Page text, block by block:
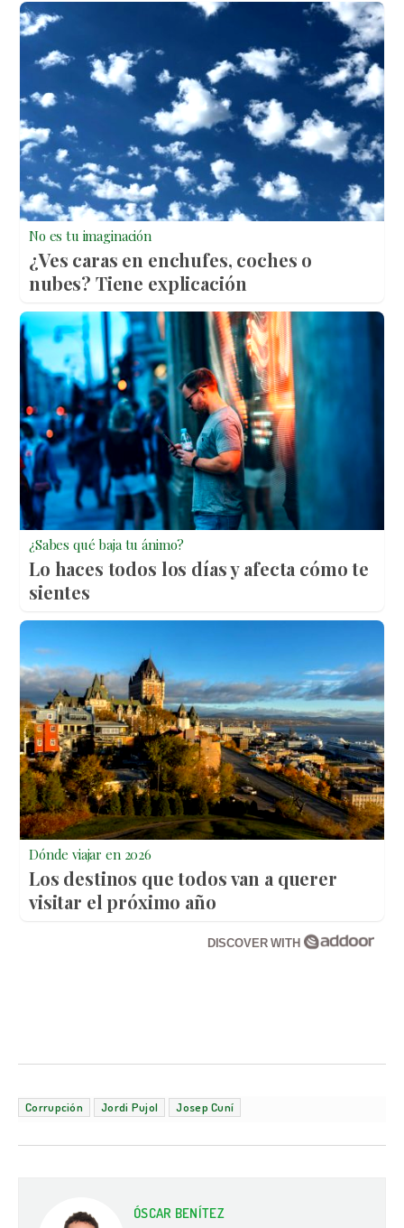
No es tu imaginación
¿Ves caras en enchufes, coches o
nubes? Tiene explicación
¿Sabes qué baja tu ánimo?
Lo haces todos los días y afecta cómo te
sientes
Dónde viajar en 2026
Los destinos que todos van a querer
visitar el próximo año
DISCOVER WITH
Corrupción Jordi Pujol Josep Cuní
ÓSCAR BENÍTEZ